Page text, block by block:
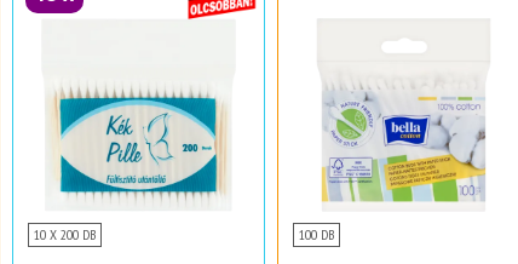
10 X 200 DB 100 DB